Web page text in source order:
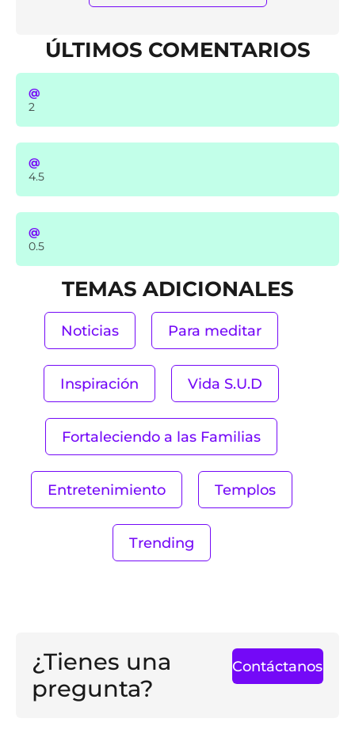
ÚLTIMOS COMENTARIOS
@
2
@
4.5
@
0.5
TEMAS ADICIONALES
Noticias Para meditar
Inspiración Vida S.U.D
Fortaleciendo a las Familias
Entretenimiento Templos
Trending
¿Tienes una
pregunta?
Contáctanos